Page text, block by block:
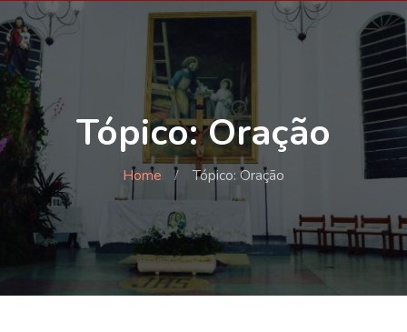
Tópico: Oração
Home Tópico: Oração